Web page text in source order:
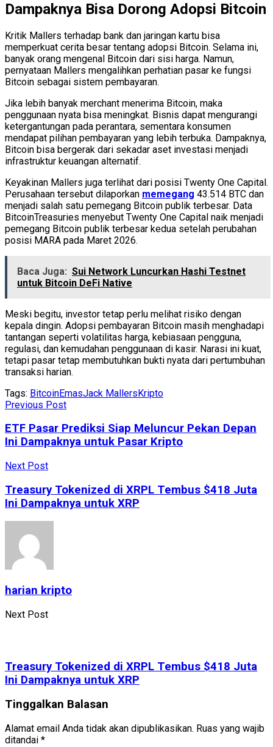
Dampaknya Bisa Dorong Adopsi Bitcoin
Kritik Mallers terhadap bank dan jaringan kartu bisa
memperkuat cerita besar tentang adopsi Bitcoin. Selama ini,
banyak orang mengenal Bitcoin dari sisi harga. Namun,
pernyataan Mallers mengalihkan perhatian pasar ke fungsi
Bitcoin sebagai sistem pembayaran.
Jika lebih banyak merchant menerima Bitcoin, maka
penggunaan nyata bisa meningkat. Bisnis dapat mengurangi
ketergantungan pada perantara, sementara konsumen
mendapat pilihan pembayaran yang lebih terbuka. Dampaknya,
Bitcoin bisa bergerak dari sekadar aset investasi menjadi
infrastruktur keuangan alternatif.
Keyakinan Mallers juga terlihat dari posisi Twenty One Capital.
Perusahaan tersebut dilaporkan memegang 43.514 BTC dan
menjadi salah satu pemegang Bitcoin publik terbesar. Data
BitcoinTreasuries menyebut Twenty One Capital naik menjadi
pemegang Bitcoin publik terbesar kedua setelah perubahan
posisi MARA pada Maret 2026.
Baca Juga: Sui Network Luncurkan Hashi Testnet
untuk Bitcoin DeFi Native
Meski begitu, investor tetap perlu melihat risiko dengan
kepala dingin. Adopsi pembayaran Bitcoin masih menghadapi
tantangan seperti volatilitas harga, kebiasaan pengguna,
regulasi, dan kemudahan penggunaan di kasir. Narasi ini kuat,
tetapi pasar tetap membutuhkan bukti nyata dari pertumbuhan
transaksi harian.
Tags: BitcoinEmasJack MallersKripto
Previous Post
ETF Pasar Prediksi Siap Meluncur Pekan Depan
Ini Dampaknya untuk Pasar Kripto
Next Post
Treasury Tokenized di XRPL Tembus $418 Juta
Ini Dampaknya untuk XRP
harian kripto
Next Post
Treasury Tokenized di XRPL Tembus $418 Juta
Ini Dampaknya untuk XRP
Tinggalkan Balasan
Alamat email Anda tidak akan dipublikasikan. Ruas yang wajib
ditandai *